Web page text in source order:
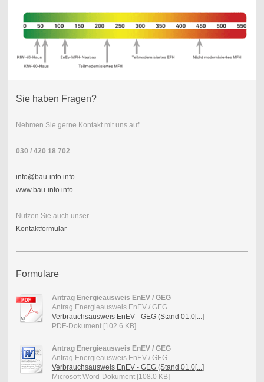
Sie haben Fragen?
Nehmen Sie gerne Kontakt mit uns auf.
030 / 420 18 702
info@bau-info.info
www.bau-info.info
Nutzen Sie auch unser
Kontaktformular
Formulare
Antrag Energieausweis EnEV / GEG
Antrag Energieausweis EnEV / GEG
Verbrauchsausweis EnEV - GEG (Stand 01.0[...]
PDF-Dokument [102.6 KB]
Antrag Energieausweis EnEV / GEG
Antrag Energieausweis EnEV / GEG
Verbrauchsausweis EnEV - GEG (Stand 01.0[...]
Microsoft Word-Dokument [108.0 KB]